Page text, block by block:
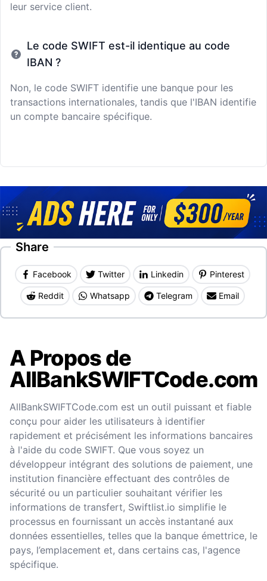
leur service client.
Le code SWIFT est-il identique au code
IBAN ?
Non, le code SWIFT identifie une banque pour les
transactions internationales, tandis que l'IBAN identifie
un compte bancaire spécifique.
Share
Facebook Twitter Linkedin Pinterest
Reddit Whatsapp Telegram Email
A Propos de
AllBankSWIFTCode.com
AllBankSWIFTCode.com est un outil puissant et fiable
conçu pour aider les utilisateurs à identifier
rapidement et précisément les informations bancaires
à l'aide du code SWIFT. Que vous soyez un
développeur intégrant des solutions de paiement, une
institution financière effectuant des contrôles de
sécurité ou un particulier souhaitant vérifier les
informations de transfert, Swiftlist.io simplifie le
processus en fournissant un accès instantané aux
données essentielles, telles que la banque émettrice, le
pays, l’emplacement et, dans certains cas, l'agence
spécifique.